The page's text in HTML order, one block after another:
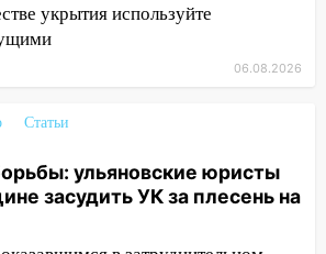
алиментщик накопил
территории Ульяновской
РФ разрешил до 1 июля
выпуск и обращение
Евро 3, Евро 4
укрытия используйте
06.08.2026
Статьи
ульяновские юристы
засудить УК за плесень на